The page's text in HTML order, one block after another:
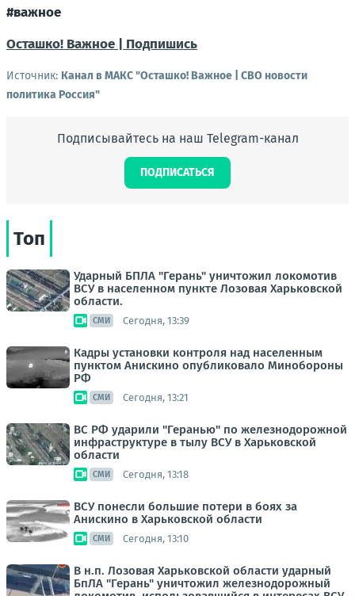
#важное
Осташко! Важное | Подпишись
Источник: Канал в МАКС "Осташко! Важное | СВО новости
политика Россия"
Подписывайтесь на наш Telegram-канал
ПОДПИСАТЬСЯ
Топ
Ударный БПЛА "Герань" уничтожил локомотив
ВСУ в населенном пункте Лозовая Харьковской
области.
СМИ Сегодня, 13:39
Кадры установки контроля над населенным
пунктом Анискино опубликовало Минобороны
РФ
СМИ Сегодня, 13:21
ВС РФ ударили "Геранью" по железнодорожной
инфраструктуре в тылу ВСУ в Харьковской
области
СМИ Сегодня, 13:18
ВСУ понесли большие потери в боях за
Анискино в Харьковской области
СМИ Сегодня, 13:10
В н.п. Лозовая Харьковской области ударный
БпЛА "Герань" уничтожил железнодорожный